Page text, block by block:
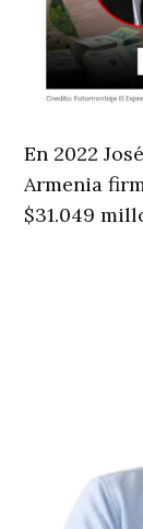
En 2022
Armenia
$31.049